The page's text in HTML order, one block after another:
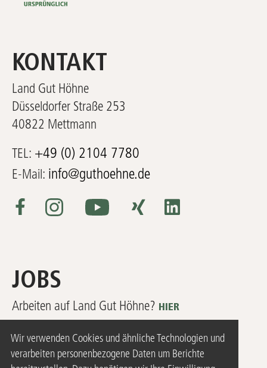
Wir verwenden Cookies und ähnliche Technologien und
verarbeiten personenbezogene Daten um Berichte
KONTAKT
Land Gut Höhne
Düsseldorfer Straße 253
40822 Mettmann
TEL: +49 (0) 2104 7780
E-Mail: info@guthoehne.de
JOBS
Arbeiten auf Land Gut Höhne? HIER
Stellenangeboten!